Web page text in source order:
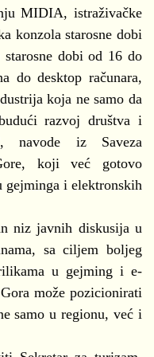
MIDIA, istraživačke
konzola starosne dobi
dobi od 16 do
do desktop računara,
koja ne samo da
razvoj društva i
navode iz Saveza
koji već gotovo
gejminga i elektronskih
niz javnih diskusija u
sa ciljem boljeg
u gejming i e-
može pozicionirati
samo u regionu, već i